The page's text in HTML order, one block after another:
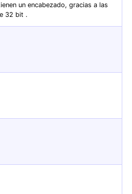
un encabezado, gracias a las
32 bit .